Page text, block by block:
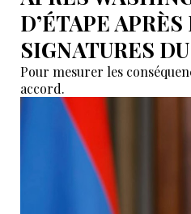
D’ÉTAPE APRÈS
SIGNATURES
Pour mesurer les
accord.